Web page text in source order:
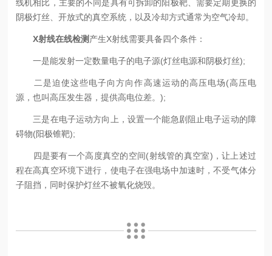
线机相比，主要的不同是具有可拆卸的阳极靶、需要定期更换的
阴极灯丝、开放式的真空系统，以及冷却方式通常为空气冷却。
X射线在线检测产生X射线需要具备四个条件：
一是能发射一定数量电子的电子源(灯丝电源和阴极灯丝);
二是迫使这些电子向方向作高速运动的高压电场(高压电
源，也叫高压发生器，提供高电位差。);
三是在电子运动方向上，设置一个能急剧阻止电子运动的障
碍物(阳极锥靶);
四是要有一个高度真空的空间(射线管的真空室)，让上述过
程在高真空环境下进行，使电子在强电场中加速时，不受气体分
子阻挡，同时保护灯丝不被氧化烧毁。